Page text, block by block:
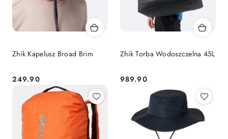
Zhik Kapelusz Broad Brim
Cena:
249.90
Zhik Torba Wodoszczelna 45L
Cena:
989.90